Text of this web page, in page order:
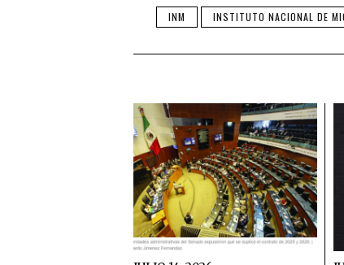
INM INSTITUTO NACIONAL DE